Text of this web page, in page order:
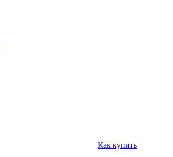
Как купить